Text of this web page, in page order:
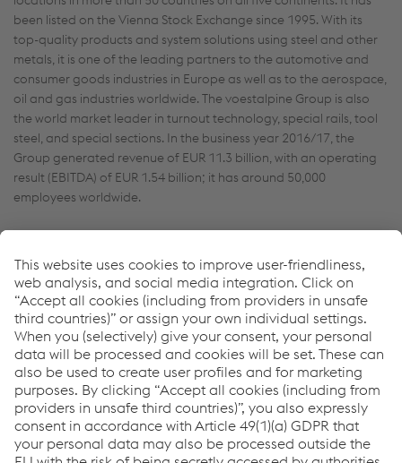
been listed on the Vienna Stock Exchange since 1995. With its
top-quality products and system solutions using steel and other
metals, it is one of the leading partners to the automotive and
consumer goods industries in Europe as well as to the aerospace,
oil and gas industries worldwide. The voestalpine Group is also
the world market leader in turnout technology, special rails, tool
steel, and special sections. In the business year 2016/17, the
Group generated revenue of EUR 11.3 billion, with an operating
result (EBITDA) of EUR 1.54 billion; it has around 50,000
employees worldwide.
Downloads
Pedido de 600 millones USD sirve de base para la
nueva fábrica de voestalpine en MéxicoPDF | 35 KB
Links
Metal Forming Division